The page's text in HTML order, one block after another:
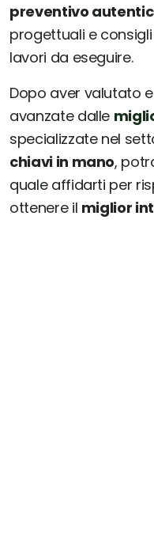
preventivo
progettuali e
lavori da eseguire.
Dopo aver valutato
avanzate dalle
specializzate nel
chiavi in mano,
quale affidarti per
ottenere il miglior